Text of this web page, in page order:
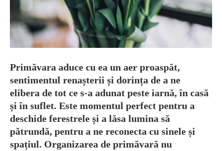
Primăvara aduce cu ea un aer proaspăt,
sentimentul renașterii și dorința de a ne
elibera de tot ce s-a adunat peste iarnă, în casă
și în suflet. Este momentul perfect pentru a
deschide ferestrele și a lăsa lumina să
pătrundă, pentru a ne reconecta cu sinele și
spațiul. Organizarea de primăvară nu